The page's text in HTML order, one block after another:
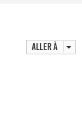
Aller à